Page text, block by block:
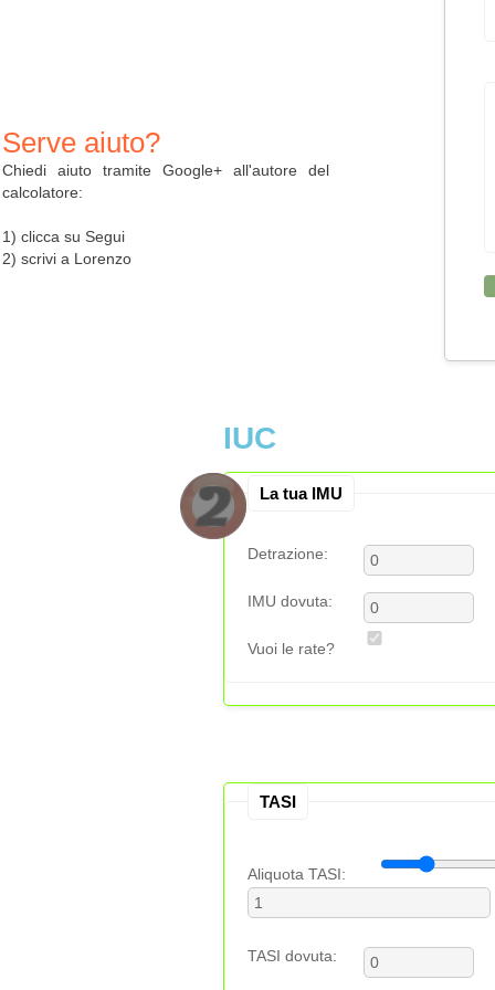
Serve aiuto?
Chiedi aiuto tramite Google+ all'autore del
calcolatore:
1) clicca su Segui
2) scrivi a Lorenzo
IUC
La tua IMU
Detrazione:
IMU dovuta:
Vuoi le rate?
TASI
Aliquota TASI:
TASI dovuta: